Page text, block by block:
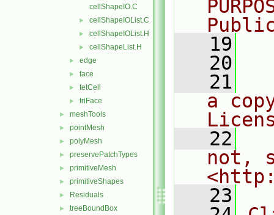
cellShapeIO.C
► cellShapeIOList.C
► cellShapeIOList.H
► cellShapeList.H
► edge
► face
► tetCell
► triFace
► meshTools
► pointMesh
► polyMesh
► preservePatchTypes
► primitiveMesh
► primitiveShapes
► Residuals
► treeBoundBox
   19
   20
   21
a
   22
not,
   23